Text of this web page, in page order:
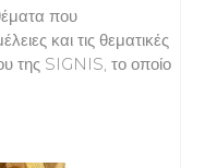
που
και τις θεματικές
της SIGNIS, το οποίο